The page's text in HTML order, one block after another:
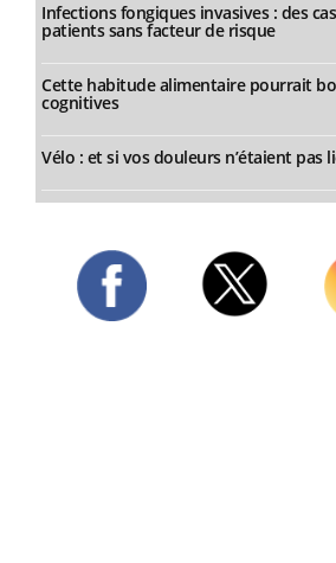
Infections fongiques invasives : des
patients sans facteur de risque
Cette habitude alimentaire pourrait
cognitives
Vélo : et si vos douleurs n’étaient pas